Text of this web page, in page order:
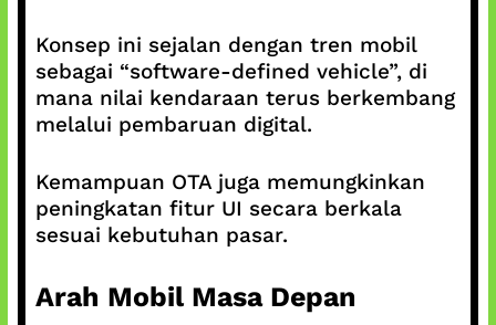
Konsep ini sejalan dengan tren mobil
sebagai “software-defined vehicle”, di
mana nilai kendaraan terus berkembang
melalui pembaruan digital.
Kemampuan OTA juga memungkinkan
peningkatan fitur UI secara berkala
sesuai kebutuhan pasar.
Arah Mobil Masa Depan